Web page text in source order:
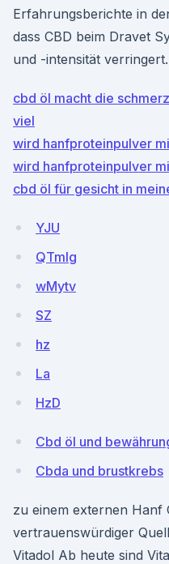
Erfahrungsberichte in
dass CBD beim Dravet
und -intensität verringert.
cbd öl macht die
viel
wird hanfproteinpulver
wird hanfproteinpulver
cbd öl für gesicht in
YJU
QTmlg
wMytv
SZ
hz
La
HzD
Cbd öl und
Cbda und brustkrebs
zu einem externen Hanf
vertrauenswürdiger
Vitadol Ab heute sind